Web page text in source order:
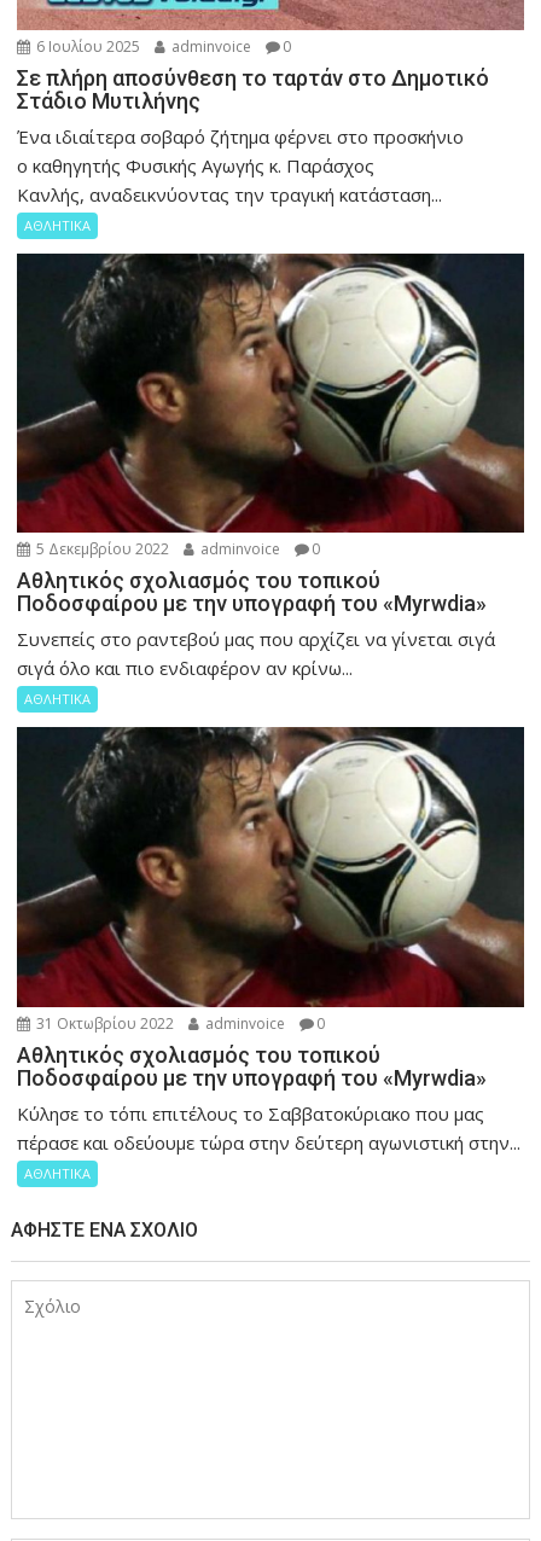
6 Ιουλίου 2025 adminvoice 0
Σε πλήρη αποσύνθεση το ταρτάν στο Δημοτικό
Στάδιο Μυτιλήνης
Ένα ιδιαίτερα σοβαρό ζήτημα φέρνει στο προσκήνιο
ο καθηγητής Φυσικής Αγωγής κ. Παράσχος
Κανλής, αναδεικνύοντας την τραγική κατάσταση...
ΑΘΛΗΤΙΚΑ
5 Δεκεμβρίου 2022 adminvoice 0
Αθλητικός σχολιασμός του τοπικού
Ποδοσφαίρου με την υπογραφή του «Myrwdia»
Συνεπείς στο ραντεβού μας που αρχίζει να γίνεται σιγά
σιγά όλο και πιο ενδιαφέρον αν κρίνω...
ΑΘΛΗΤΙΚΑ
31 Οκτωβρίου 2022 adminvoice 0
Αθλητικός σχολιασμός του τοπικού
Ποδοσφαίρου με την υπογραφή του «Myrwdia»
Κύλησε το τόπι επιτέλους το Σαββατοκύριακο που μας
πέρασε και οδεύουμε τώρα στην δεύτερη αγωνιστική στην...
ΑΘΛΗΤΙΚΑ
ΑΦΉΣΤΕ ΈΝΑ ΣΧΌΛΙΟ